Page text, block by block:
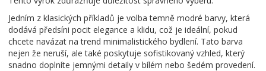
Jedním z klasických příkladů je volba temně modré barvy, která
dodává předsíni pocit elegance a klidu, což je ideální, pokud
chcete navázat na trend minimalistického bydlení. Tato barva
nejen že neruší, ale také poskytuje sofistikovaný vzhled, který
snadno doplníte jemnými detaily v bílém nebo šedém provedení.